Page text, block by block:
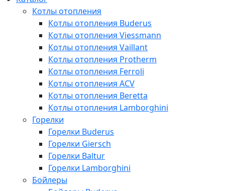
Котлы отопления
Котлы отопления Buderus
Котлы отопления Viessmann
Котлы отопления Vaillant
Котлы отопления Protherm
Котлы отопления Ferroli
Котлы отопления ACV
Котлы отопления Beretta
Котлы отопления Lamborghini
Горелки
Горелки Buderus
Горелки Giersch
Горелки Baltur
Горелки Lamborghini
Бойлеры